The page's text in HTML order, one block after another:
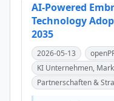
AI-Powered
Technology
2035
2026-05-13
KI Unternehmen,
Partnerschaften &